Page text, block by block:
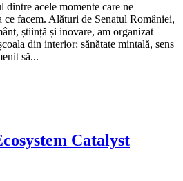
dintre acele momente care ne
ce facem. Alături de Senatul României,
știință și inovare, am organizat
din interior: sănătate mintală, sens
să...
Catalyst